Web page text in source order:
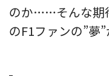
のか……そんな期
のF1ファンの”夢